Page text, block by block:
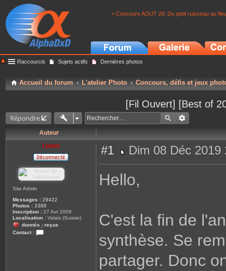
> Concours AOUT 26: Du petit ruisseau au
Raccourcis Sujets actifs Dernières photos
Accueil du forum L'atelier Photo Concours, défis et jeux
[Fil Ouvert] [Best of
Répondre
Auteur
Lionel
Site Admin
Messages : 29422
Photos : 3388
Inscription : 27 Avr 2009
Localisation : Valais (Suisse)
donnés / reçus
Contact :
#1
e
s
a
Dim 08 Déc 2019
Hello,
C'est la fin de
synthèse. Se
partager. Donc